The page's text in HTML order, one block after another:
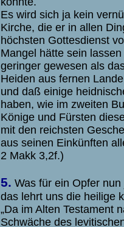
Es wird sich ja kein
Kirche, die er in allen
höchsten Gottesdienst
Mangel hätte sein
geringer gewesen als
Heiden aus fernen
und daß einige
haben, wie im zweiten
Könige und Fürsten
mit den reichsten
aus seinen Einkünften
2 Makk 3,2f.)
5. Was für ein Opfer
das lehrt uns die heilige
„Da im Alten Testament
Schwäche des